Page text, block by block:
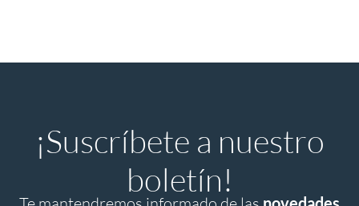
¡Suscríbete a nuestro
boletín!